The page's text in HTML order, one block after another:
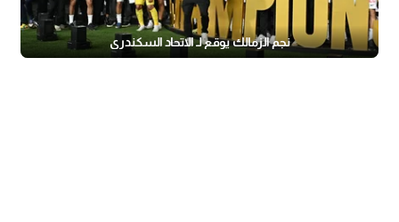
نجم الزمالك يوقع لـ الاتحاد السكندري